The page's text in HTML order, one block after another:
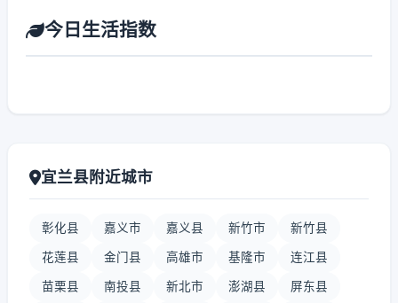
今日生活指数
宜兰县附近城市
彰化县 嘉义市 嘉义县 新竹市 新竹县
花莲县 金门县 高雄市 基隆市 连江县
苗栗县 南投县 新北市 澎湖县 屏东县